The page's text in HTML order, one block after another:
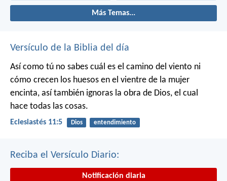
Más Temas...
Versículo de la Biblia del día
Así como tú no sabes cuál es el camino del viento ni
cómo crecen los huesos en el vientre de la mujer
encinta, así también ignoras la obra de Dios, el cual
hace todas las cosas.
Eclesiastés 11:5 Dios entendimiento
Reciba el Versículo Diario:
Notificación diaria